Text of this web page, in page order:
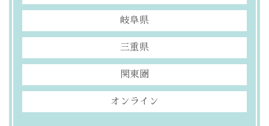
岐阜県
三重県
関東圏
オンライン